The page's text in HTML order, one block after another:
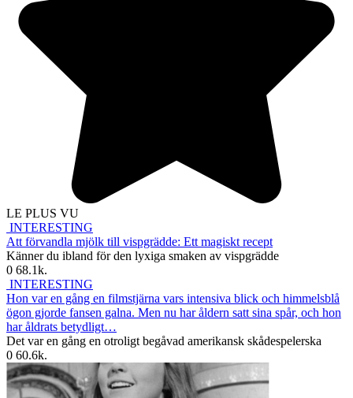
LE PLUS VU
INTERESTING
Att förvandla mjölk till vispgrädde: Ett magiskt recept
Känner du ibland för den lyxiga smaken av vispgrädde
0 68.1k.
INTERESTING
Hon var en gång en filmstjärna vars intensiva blick och himmelsblå
ögon gjorde fansen galna. Men nu har åldern satt sina spår, och hon
har åldrats betydligt…
Det var en gång en otroligt begåvad amerikansk skådespelerska
0 60.6k.